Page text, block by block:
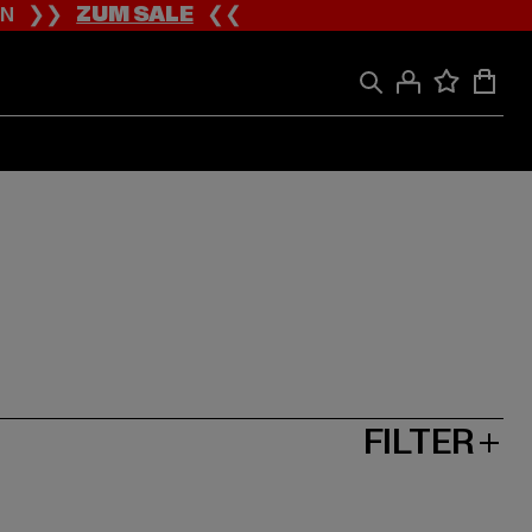
❯❯ZUM SALE❮❮
FILTER